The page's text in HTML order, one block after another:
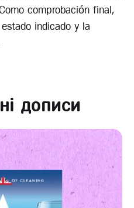
comprobación final,
indicado y la
дописи